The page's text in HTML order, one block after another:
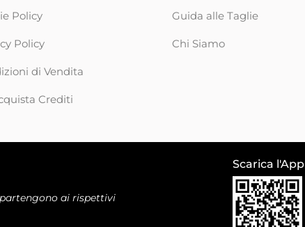
Policy
Policy
di Vendita
Crediti
Guida alle Taglie
Chi Siamo
ai rispettivi
Scarica l'App